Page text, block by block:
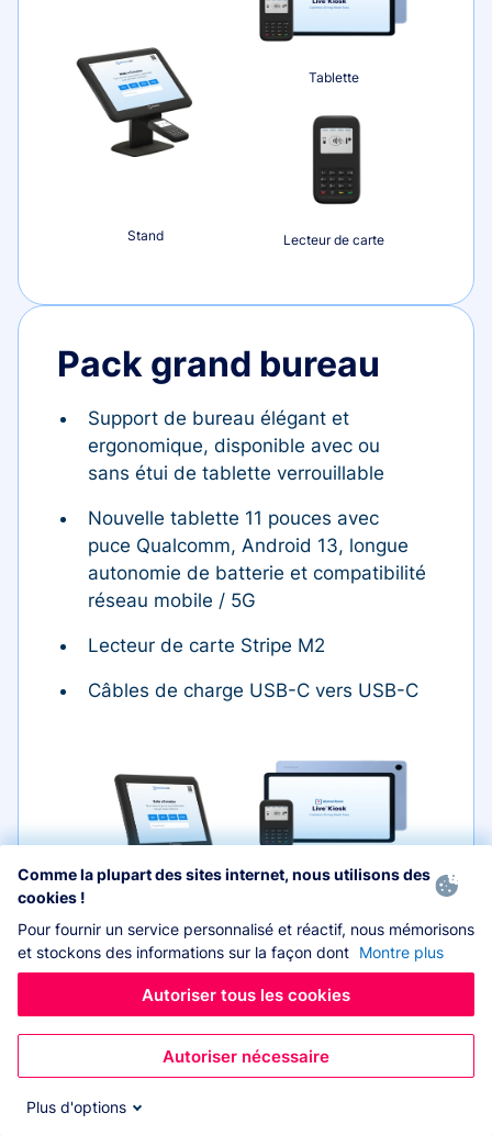
Stand
Tablette
Lecteur de carte
Pack grand bureau
Support de bureau élégant et
ergonomique, disponible avec ou
sans étui de tablette verrouillable
Nouvelle tablette 11 pouces avec
puce Qualcomm, Android 13, longue
autonomie de batterie et compatibilité
réseau mobile / 5G
Lecteur de carte Stripe M2
Câbles de charge USB-C vers USB-C
Tablette
Lecteur de carte
Comme la plupart des sites internet, nous utilisons des
cookies !
Pour fournir un service personnalisé et réactif, nous mémorisons
et stockons des informations sur la façon dont Montre plus
Autoriser tous les cookies
Autoriser nécessaire
Plus d'options